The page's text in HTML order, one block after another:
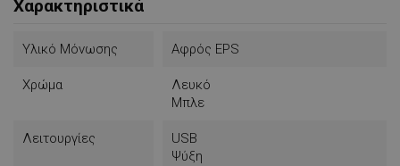
Χαρακτηριστικά
Υλικό Μόνωσης Αφρός EPS
Χρώμα
Λευκό
Μπλε
Λειτουργίες
USB
Ψύξη